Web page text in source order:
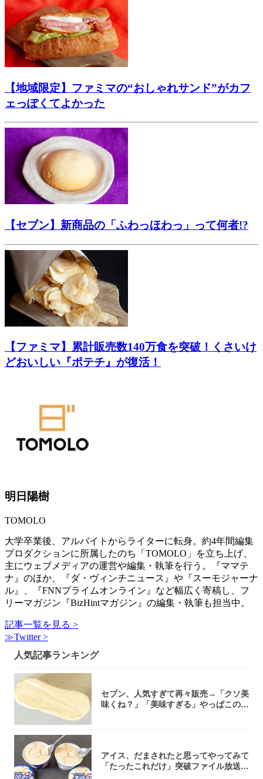
【地域限定】ファミマの“おしゃれサンド”がカフ
ェっぽくてよかった
【セブン】新商品の「ふわっほわっ」って何者!?
【ファミマ】累計販売数140万食を突破！くさいけ
どおいしい『ポテチ』が復活！
明日陽樹
TOMOLO
大学卒業後、アルバイトからライターに転身。約4年間編集
プロダクションに所属したのち「TOMOLO」を立ち上げ、
主にウェブメディアの運営や編集・執筆を行う。『ママテ
ナ』のほか、『ダ・ヴィンチニュース』や『スーモジャーナ
ル』、『FNNプライムオンライン』など幅広く寄稿し、フ
リーマガジン『BizHintマガジン』の編集・執筆も担当中。
記事一覧を見る >
≫Twitter >
人気記事ランキング
セブン、人気すぎて再々販売→「クソ美
味くね？」「美味すぎる」やっぱこのク
アイス、だまされたと思ってやってみて
「たったこれだけ」突破ファイル放送で